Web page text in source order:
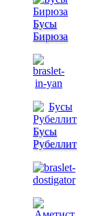
Бусы
Бирюза
Бусы
Рубеллит